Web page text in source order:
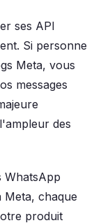
ses API
Si personne
Meta, vous
messages
des
WhatsApp
Meta, chaque
produit